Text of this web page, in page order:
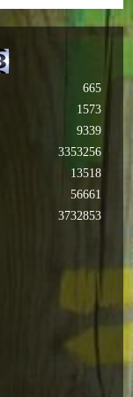
665
1573
9339
3353256
13518
56661
3732853